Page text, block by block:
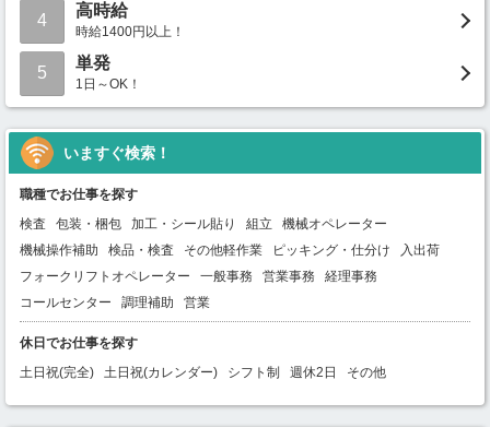
4
高時給
時給1400円以上！
5
単発
1日～OK！
いますぐ検索！
職種でお仕事を探す
検査
包装・梱包 加工・シール貼り 組立
機械オペレーター
機械操作補助
検品・検査 その他軽作業 ピッキング・仕分け
入出荷
フォークリフトオペレーター
一般事務 営業事務
経理事務
コールセンター
調理補助 営業
休日でお仕事を探す
土日祝(完全)
土日祝(カレンダー) シフト制 週休2日 その他